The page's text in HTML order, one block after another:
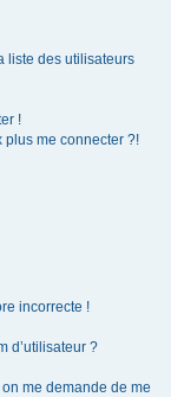
liste des utilisateurs
!
plus me connecter ?!
incorrecte !
d’utilisateur ?
on me demande de me